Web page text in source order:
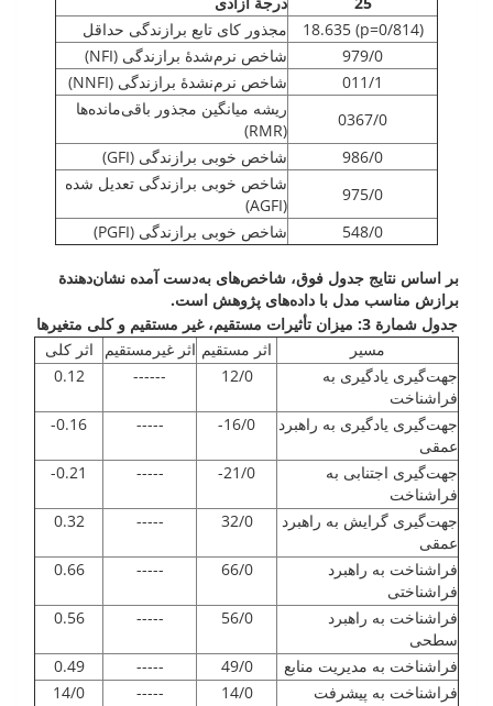
(p=0/814) 18.635
مجذور کای تابع برازندگی حداقل
979/0
شاخص نرم‌شدۀ برازندگی (NFI)
011/1
شاخص نرم‌نشدۀ برازندگی (NNFI)
0367/0
ریشه میانگین مجذور باقی‌مانده‌ها
(RMR)
986/0
شاخص خوبی برازندگی (GFI)
975/0
شاخص خوبی برازندگی تعدیل شده
(AGFI)
548/0
شاخص خوبی برازندگی (PGFI)
بر اساس نتایج جدول فوق، شاخص‌های به‌دست آمده نشان‌دهندة
برازش مناسب مدل با داده‌های پژوهش است.
جدول شمارة 3: میزان تأثیرات مستقیم، غیر مستقیم و کلی متغیرها
مسیر
اثر مستقیم اثر غیرمستقیم
اثر کلی
جهت‌گیری یادگیری به
فراشناخت
12/0
------
0.12
جهت‌گیری یادگیری به راهبرد
عمقی
16/0-
-----
0.16-
جهت‌گیری اجتنابی به
فراشناخت
21/0-
-----
0.21-
جهت‌گیری گرایش به راهبرد
عمقی
32/0
-----
0.32
فراشناخت به راهبرد
فراشناختی
66/0
-----
0.66
فراشناخت به راهبرد
سطحی
56/0
-----
0.56
فراشناخت به مدیریت منابع 49/0
-----
0.49
فراشناخت به پیشرفت
14/0
-----
14/0